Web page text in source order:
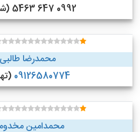
0992 647 5463 (شهریار)
محمدرضا طالبی
09126580774
محمدامین